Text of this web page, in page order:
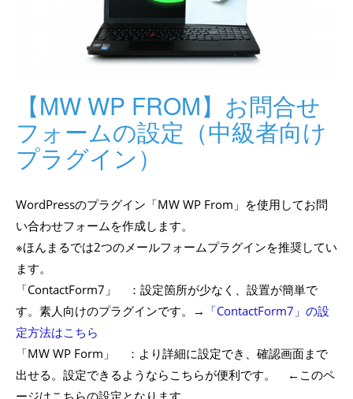
【MW WP FROM】お問合せ
フォームの設定（中級者向け
プラグイン）
WordPressのプラグイン「MW WP From」を使用してお問
い合わせフォームを作成します。
※ほんまるでは2つのメールフォームプラグインを推奨してい
ます。
「ContactForm7」 ：設定箇所が少なく、設置が簡単で
す。素人向けのプラグインです。→ 「ContactForm7」の設
定方法はこちら
「MW WP Form」 ：より詳細に設定でき、確認画面まで
出せる。設定できるようならこちらが便利です。 ←このペ
ージはこちらの設定となります。